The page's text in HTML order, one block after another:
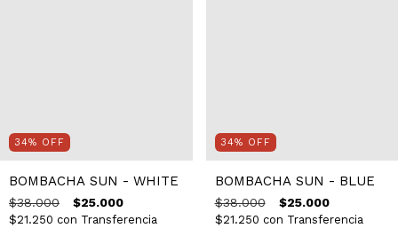
34% OFF
BOMBACHA SUN - WHITE
$38.000 $25.000
$21.250 con Transferencia
34% OFF
BOMBACHA SUN - BLUE
$38.000 $25.000
$21.250 con Transferencia